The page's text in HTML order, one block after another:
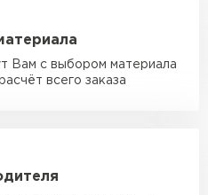
от 5 500 ₽
Вам с выбором материала
всего заказа